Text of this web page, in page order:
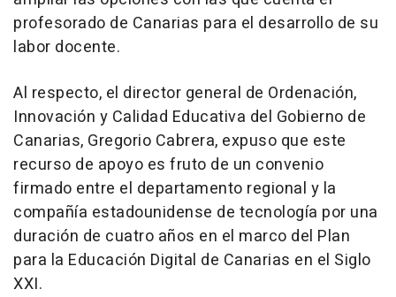
profesorado de Canarias para el desarrollo de su
labor docente.
Al respecto, el director general de Ordenación,
Innovación y Calidad Educativa del Gobierno de
Canarias, Gregorio Cabrera, expuso que este
recurso de apoyo es fruto de un convenio
firmado entre el departamento regional y la
compañía estadounidense de tecnología por una
duración de cuatro años en el marco del Plan
para la Educación Digital de Canarias en el Siglo
XXI.